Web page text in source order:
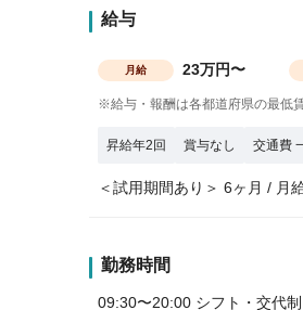
給与
月給 23万円〜
※給与・報酬は各都道府県の最低
昇給年2回 賞与なし 交通費
＜試用期間あり＞ 6ヶ月 / 月
勤務時間
09:30〜20:00 シフト・交代制